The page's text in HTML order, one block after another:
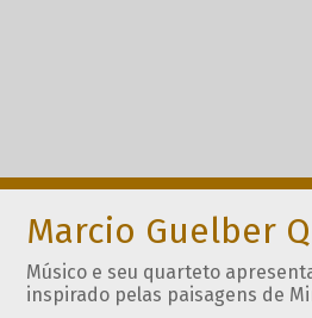
Marcio Guelber
Músico e seu quarteto
inspirado pelas paisagens de